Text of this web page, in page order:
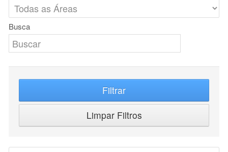
Busca
Filtrar
Limpar Filtros